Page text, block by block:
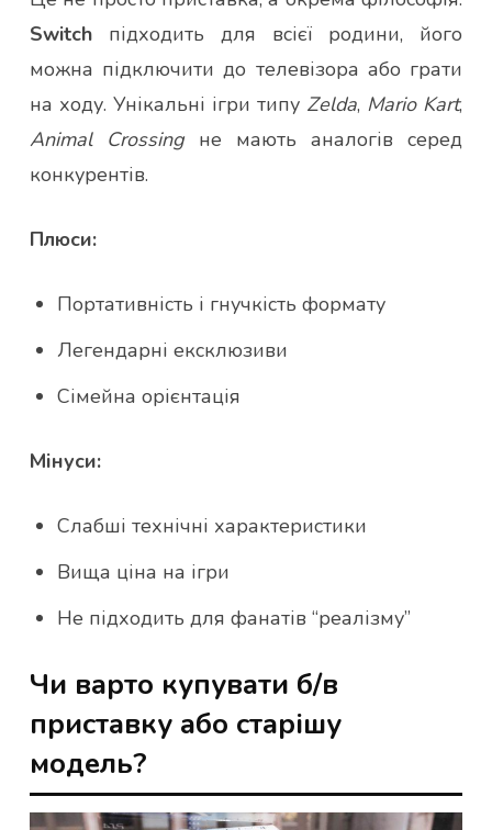
Switch підходить для всієї родини, його
можна підключити до телевізора або грати
на ходу. Унікальні ігри типу Zelda, Mario Kart,
Animal Crossingне мають аналогів серед
конкурентів.
Плюси:
Портативність і гнучкість формату
Легендарні ексклюзиви
Сімейна орієнтація
Мінуси:
Слабші технічні характеристики
Вища ціна на ігри
Не підходить для фанатів “реалізму”
Чи варто купувати б/в
приставку або старішу
модель?